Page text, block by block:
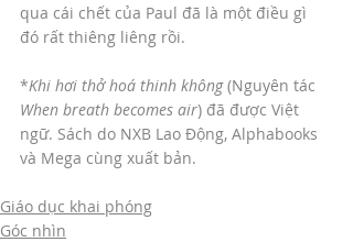
qua cái chết của Paul đã là một điều gì
đó rất thiêng liêng rồi.
*Khi hơi thở hoá thinh không (Nguyên tác
When breath becomes air) đã được Việt
ngữ. Sách do NXB Lao Động, Alphabooks
và Mega cùng xuất bản.
Giáo dục khai phóng
Góc nhìn